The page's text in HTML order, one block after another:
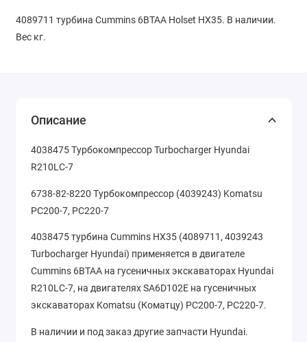
4089711 турбина Cummins 6BTAA Holset HX35. В наличии.
Вес кг.
Описание
4038475 Турбокомпрессор Turbocharger Hyundai
R210LC-7
6738-82-8220 Турбокомпрессор (4039243) Komatsu
PC200-7, PC220-7
4038475 турбина Cummins HX35 (4089711, 4039243
Turbocharger Hyundai) применяется в двигателе
Cummins 6BTAA на гусеничных экскаваторах Hyundai
R210LC-7, на двигателях SA6D102E на гусеничных
экскаваторах Komatsu (Коматцу) PC200-7, PC220-7.
В наличии и под заказ другие запчасти Hyundai.